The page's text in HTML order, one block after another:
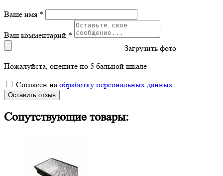
Ваше имя *
Ваш комментарий *
Загрузить фото
Пожалуйста, оцените по 5 бальной шкале
Согласен на обработку персональных данных
Оставить отзыв
Сопутствующие товары: